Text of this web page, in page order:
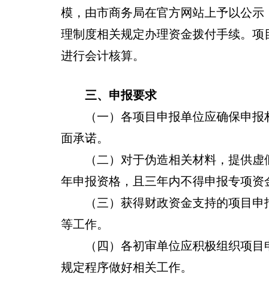
模，由市商务局在官方网站上予以公
理制度相关规定办理资金拨付手续。
进行会计核算。
三、申报要求
（一）各项目申报单位应确保申报
面承诺。
（二）对于伪造相关材料，提供虚
年申报资格，且三年内不得申报专项资
（三）获得财政资金支持的项目申
等工作。
（四）各初审单位应积极组织项目
规定程序做好相关工作。